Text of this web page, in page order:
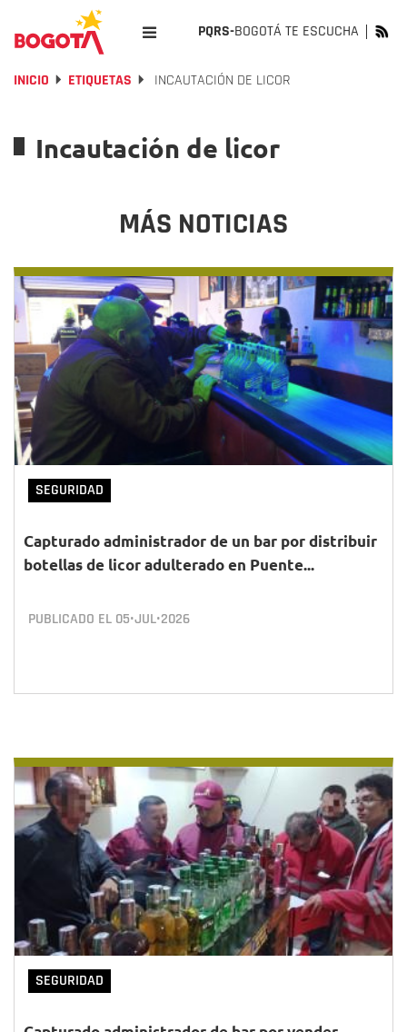
PQRS-BOGOTÁ TE ESCUCHA
INICIO ETIQUETAS INCAUTACIÓN DE LICOR
Incautación de licor
MÁS NOTICIAS
SEGURIDAD
Capturado administrador de un bar por distribuir
botellas de licor adulterado en Puente...
PUBLICADO EL 05•JUL•2026
SEGURIDAD